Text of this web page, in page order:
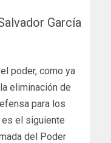
García
poder, como ya
eliminación de
para los
el siguiente
del Poder